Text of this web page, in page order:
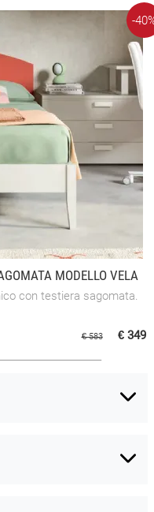
MODELLO VELA
con testiera sagomata.
-
€ 583 € 349